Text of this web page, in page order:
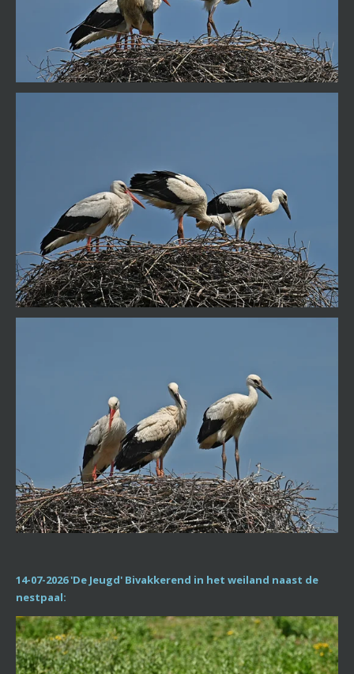
14-07-2026 'De Jeugd' Bivakkerend in het weiland naast de
nestpaal: